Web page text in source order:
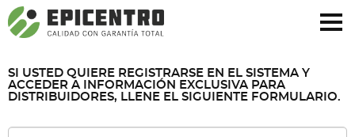
¿Olvidó su contraseña?Regístrese aquí
SI USTED QUIERE REGISTRARSE EN EL SISTEMA Y
ACCEDER A INFORMACIÓN EXCLUSIVA PARA
DISTRIBUIDORES, LLENE EL SIGUIENTE FORMULARIO.